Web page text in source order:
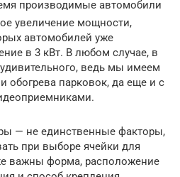
производимые автомобили
увеличение мощности,
автомобилей уже
в 3 кВт. В любом случае, в
ведь мы имеем
обогрева парковок, да еще и с
— не единственные факторы,
при выборе ячейки для
важны форма, расположение